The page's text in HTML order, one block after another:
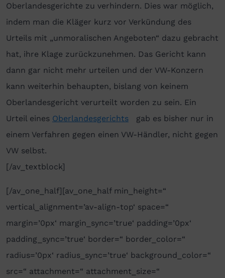
Oberlandesgerichte zu verhindern. Dies war möglich,
indem man die Kläger kurz vor Verkündung des
Urteils mit „unmoralischen Angeboten“ dazu gebracht
hat, ihre Klage zurückzunehmen. Das Gericht kann
dann gar nicht mehr urteilen und der VW-Konzern
kann weiterhin behaupten, bislang von keinem
Oberlandesgericht verurteilt worden zu sein. Ein
Urteil eines Oberlandesgerichts gab es bisher nur in
einem Verfahren gegen einen VW-Händler, nicht gegen
VW selbst.
[/av_textblock]
[/av_one_half][av_one_half min_height=“
vertical_alignment=’av-align-top‘ space=“
margin=’0px‘ margin_sync=’true‘ padding=’0px‘
padding_sync=’true‘ border=“ border_color=“
radius=’0px‘ radius_sync=’true‘ background_color=“
src=“ attachment=“ attachment_size=“